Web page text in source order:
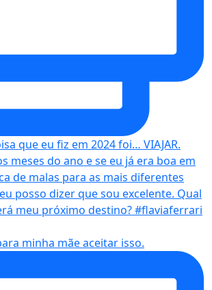
minha mãe aceitar isso.